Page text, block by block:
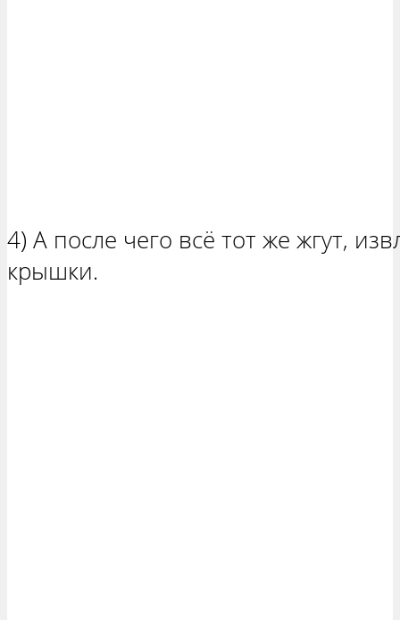
4) А после чего всё тот же жгут,
крышки.